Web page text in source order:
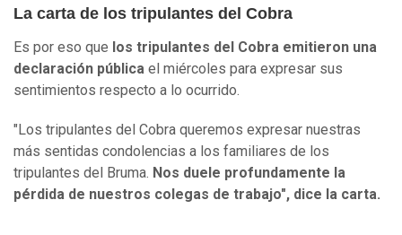
La carta de los tripulantes del Cobra
Es por eso que los tripulantes del Cobra emitieron una
declaración pública el miércoles para expresar sus
sentimientos respecto a lo ocurrido.
"Los tripulantes del Cobra queremos expresar nuestras
más sentidas condolencias a los familiares de los
tripulantes del Bruma. Nos duele profundamente la
pérdida de nuestros colegas de trabajo", dice la carta.